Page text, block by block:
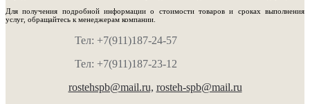
Для получения подробной информации о стоимости товаров и сроках выполнения
услуг, обращайтесь к менеджерам компании.
Тел: +7(911)187-24-57
Тел: +7(911)187-23-12
rostehspb@mail.ru, rosteh-spb@mail.ru